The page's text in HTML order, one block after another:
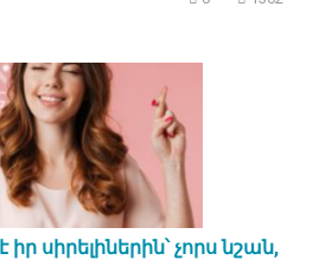
սիրելիներին՝ չորս նշան,